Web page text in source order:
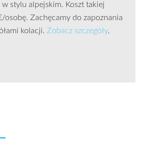
stylu alpejskim. Koszt takiej
osobę. Zachęcamy do zapoznania
kolacji. Zobacz szczegóły.